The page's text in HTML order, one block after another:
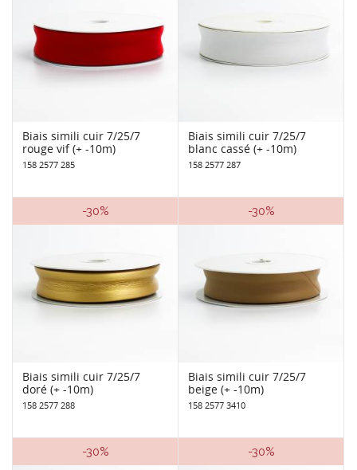
Biais simili cuir 7/25/7
rouge vif (+ -10m)
158 2577 285
Biais simili cuir 7/25/7
blanc cassé (+ -10m)
158 2577 287
-30%
Biais simili cuir 7/25/7
doré (+ -10m)
158 2577 288
-30%
Biais simili cuir 7/25/7
beige (+ -10m)
158 2577 3410
-30% -30%